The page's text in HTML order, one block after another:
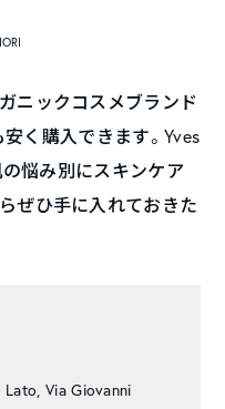
ニックコスメブランド
安く購入できます。Yves
悩み別にスキンケア
ぜひ手に入れておきた
Lato, Via Giovanni